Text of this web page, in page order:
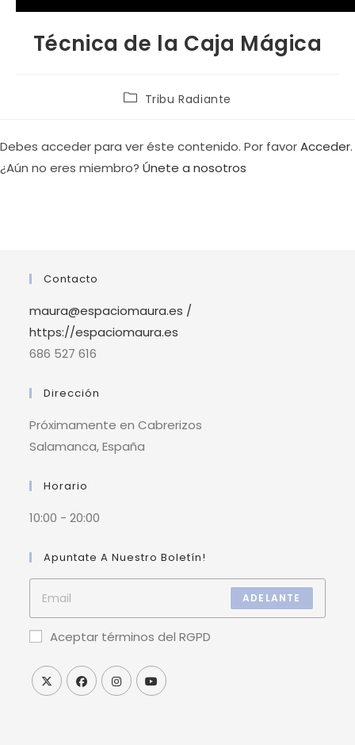
Técnica de la Caja Mágica
Tribu Radiante
Debes acceder para ver éste contenido. Por favorAcceder.
¿Aún no eres miembro? Únete a nosotros
Contacto
maura@espaciomaura.es /
https://espaciomaura.es
686 527 616
Dirección
Próximamente en Cabrerizos
Salamanca, España
Horario
10:00 - 20:00
Apuntate A Nuestro Boletín!
ADELANTE
Aceptar términos del RGPD